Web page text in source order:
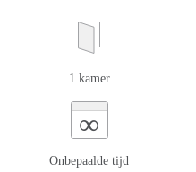
1 kamer
∞
Onbepaalde tijd